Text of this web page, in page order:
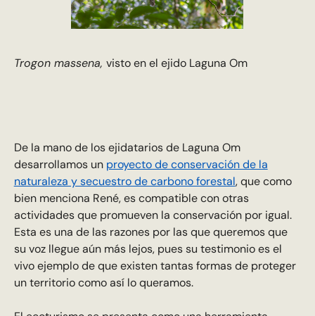
Trogon massena, visto en el ejido Laguna Om
De la mano de los ejidatarios de Laguna Om
desarrollamos un proyecto de conservación de la
naturaleza y secuestro de carbono forestal, que como
bien menciona René, es compatible con otras
actividades que promueven la conservación por igual.
Esta es una de las razones por las que queremos que
su voz llegue aún más lejos, pues su testimonio es el
vivo ejemplo de que existen tantas formas de proteger
un territorio como así lo queramos.